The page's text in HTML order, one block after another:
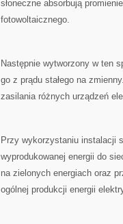
słoneczne⁣ absorbują
fotowoltaicznego.
Następnie wytworzony w ‌ten
go z⁢ prądu stałego na
zasilania różnych urządzeń
Przy ⁤wykorzystaniu ‌instalacji
wyprodukowanej energii do
na zielonych energiach‌ oraz
ogólnej produkcji energii